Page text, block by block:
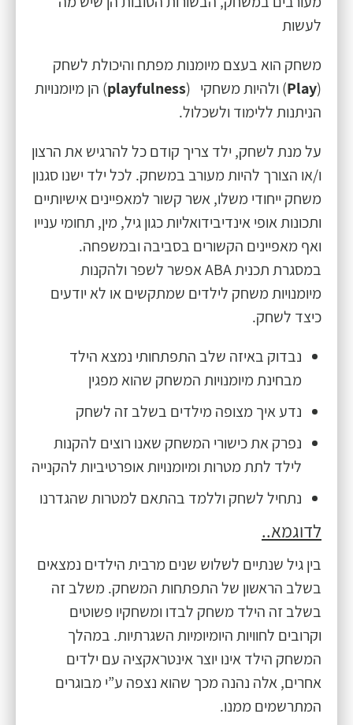
לעשות
משחק הוא בעצם מיומנות מפתח והיכולת לשחק
(
Play) ולהיות משחקי (playfulness) הן מיומנויות
הניתנות ללימוד ולשכלול.
על מנת לשחק, ילד צריך קודם כל להרגיש את הרצון
ו/או הצורך להיות מעורב במשחק. לכל ילד ישנו סגנון
משחק ייחודי משלו, אשר קשור למאפיינים אישיותיים
ותכונות אופי אינדיבידואליות כגון גיל, מין, תחומי ענייו
ואף מאפיינים הקשורים בסביבה ובמשפחה.
במסגרת תכנית ABA אפשר לשפר ולהקנות
מיומנויות משחק לילדים שמתקשים או לא יודעים
כיצד לשחק.
נבדוק באיזה שלב התפתחותי נמצא הילד
מבחינת מיומנויות המשחק שהוא מפגין
נדע איך מצופה מילדים בשלב זה לשחק
נפרק את כישורי המשחק שאנו רוצים להקנות
לילד לתת מטרות ומיומנויות אופרטיביות להקנייה
נתחיל לשחק וללמד בהתאם למטרות שהגדרנו
לדוגמא..
בין גיל שנתיים לשלוש שנים מרבית הילדים נמצאים
בשלב הראשון של התפתחות המשחק. משלב זה
בשלב זה הילד משחק לבדו ומשחקיו פשוטים
וקרובים לחוויות היומיומיות השגרתיות. במהלך
המשחק הילד אינו יוצר אינטראקציה עם ילדים
אחרים, אלה נהנה מכך שהוא נצפה ע”י מבוגרים
המתרשמים ממנו.